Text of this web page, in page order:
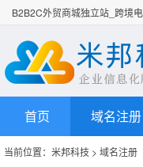
B2B2C外贸商城独立站_跨境
首页 域名注册
当前位置： 米邦科技 > 域名注册